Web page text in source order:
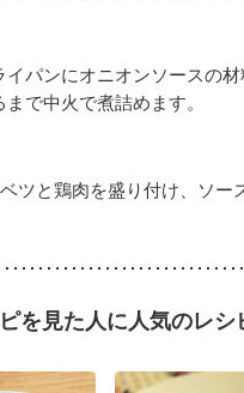
イパンにオニオンソースの
で中火で煮詰めます。
ツと鶏肉を盛り付け、ソー
を見た人に人気のレシ